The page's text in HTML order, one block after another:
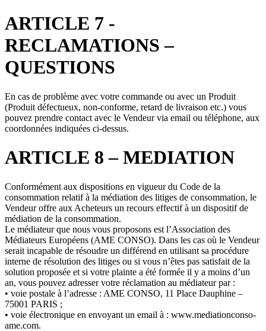
ARTICLE 7 -
RECLAMATIONS –
QUESTIONS
En cas de problème avec votre commande ou avec un Produit
(Produit défectueux, non-conforme, retard de livraison etc.) vous
pouvez prendre contact avec le Vendeur via email ou téléphone, aux
coordonnées indiquées ci-dessus.
ARTICLE 8 – MEDIATION
Conformément aux dispositions en vigueur du Code de la
consommation relatif à la médiation des litiges de consommation, le
Vendeur offre aux Acheteurs un recours effectif à un dispositif de
médiation de la consommation.
Le médiateur que nous vous proposons est l’Association des
Médiateurs Européens (AME CONSO). Dans les cas où le Vendeur
serait incapable de résoudre un différend en utilisant sa procédure
interne de résolution des litiges ou si vous n’êtes pas satisfait de la
solution proposée et si votre plainte a été formée il y a moins d’un
an, vous pouvez adresser votre réclamation au médiateur par :
• voie postale à l’adresse : AME CONSO, 11 Place Dauphine –
75001 PARIS ;
• voie électronique en envoyant un email à : www.mediationconso-
ame.com.